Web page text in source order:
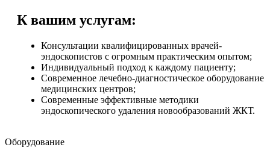
К вашим услугам:
Консультации квалифицированных врачей-
эндоскопистов с огромным практическим опытом;
Индивидуальный подход к каждому пациенту;
Современное лечебно-диагностическое оборудование
медицинских центров;
Современные эффективные методики
эндоскопического удаления новообразований ЖКТ.
Оборудование